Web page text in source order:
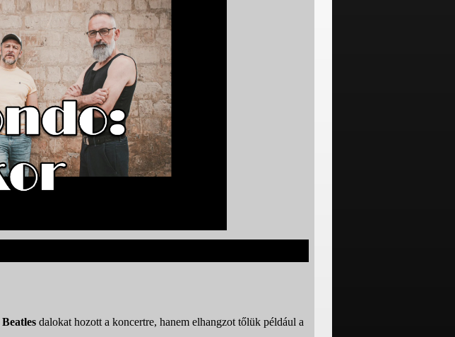
Beatlesdalokat hozott a koncertre, hanem elhangzot tőlük például a